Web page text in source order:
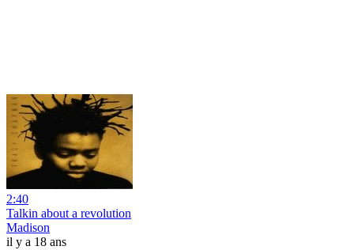
2:40
Talkin about a revolution
Madison
il y a 18 ans